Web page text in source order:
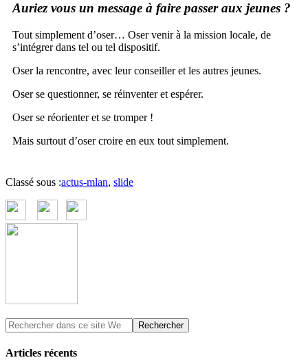
Auriez vous un message à faire passer aux jeunes ?
Tout simplement d’oser… Oser venir à la mission locale, de
s’intégrer dans tel ou tel dispositif.
Oser la rencontre, avec leur conseiller et les autres jeunes.
Oser se questionner, se réinventer et espérer.
Oser se réorienter et se tromper !
Mais surtout d’oser croire en eux tout simplement.
Classé sous :actus-mlan, slide
Articles récents